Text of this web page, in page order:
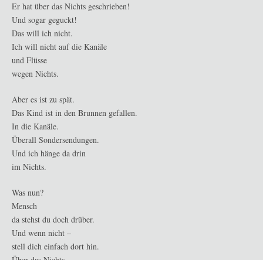
Er hat über das Nichts geschrieben!
Und sogar geguckt!
Das will ich nicht.
Ich will nicht auf die Kanäle
und Flüsse
wegen Nichts.
Aber es ist zu spät.
Das Kind ist in den Brunnen gefallen.
In die Kanäle.
Überall Sondersendungen.
Und ich hänge da drin
im Nichts.
Was nun?
Mensch
da stehst du doch drüber.
Und wenn nicht –
stell dich einfach dort hin.